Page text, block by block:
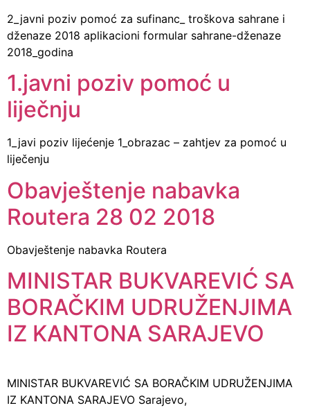
2_javni poziv pomoć za sufinanc_ troškova sahrane i
dženaze 2018 aplikacioni formular sahrane-dženaze
2018_godina
1.javni poziv pomoć u
liječnju
1_javi poziv lijećenje 1_obrazac – zahtjev za pomoć u
liječenju
Obavještenje nabavka
Routera 28 02 2018
Obavještenje nabavka Routera
MINISTAR BUKVAREVIĆ SA
BORAČKIM UDRUŽENJIMA
IZ KANTONA SARAJEVO
MINISTAR BUKVAREVIĆ SA BORAČKIM UDRUŽENJIMA
IZ KANTONA SARAJEVO Sarajevo,